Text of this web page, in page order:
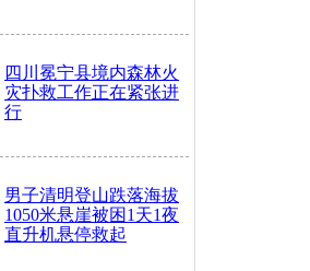
四川冕宁县境内森林火
灾扑救工作正在紧张进
行
男子清明登山跌落海拔
1050米悬崖被困1天1夜
直升机悬停救起